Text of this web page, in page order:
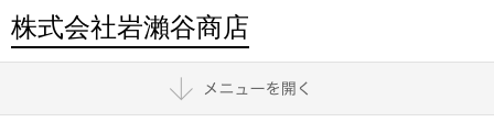
株式会社岩瀨谷商店